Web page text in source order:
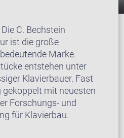
C. Bechstein
ist die große
Marke.
entstehen unter
Klavierbauer. Fast
mit neuesten
Forschungs- und
für Klavierbau.